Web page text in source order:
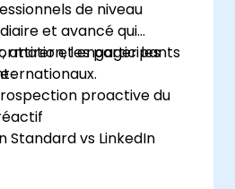
de niveau
et avancé qui
attirer et engager les
les participants
:
proactive du
Standard vs LinkedIn